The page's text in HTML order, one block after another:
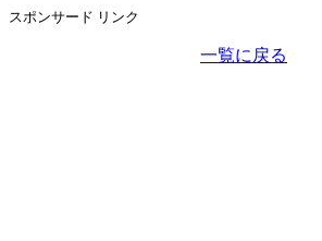
スポンサード リンク
一覧に戻る